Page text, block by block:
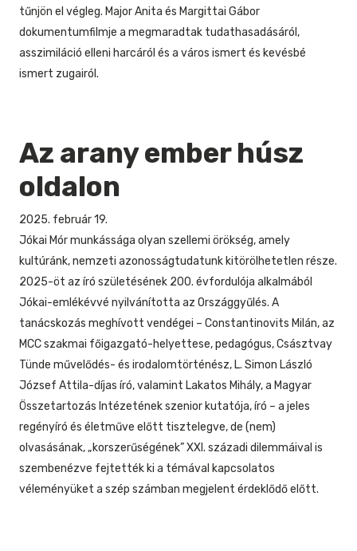
tűnjön el végleg. Major Anita és Margittai Gábor
dokumentumfilmje a megmaradtak tudathasadásáról,
asszimiláció elleni harcáról és a város ismert és kevésbé
ismert zugairól.
Az arany ember húsz
oldalon
2025. február 19.
Jókai Mór munkássága olyan szellemi örökség, amely
kultúránk, nemzeti azonosságtudatunk kitörölhetetlen része.
2025-öt az író születésének 200. évfordulója alkalmából
Jókai-emlékévvé nyilvánította az Országgyűlés. A
tanácskozás meghívott vendégei – Constantinovits Milán, az
MCC szakmai főigazgató-helyettese, pedagógus, Császtvay
Tünde művelődés- és irodalomtörténész, L. Simon László
József Attila-díjas író, valamint Lakatos Mihály, a Magyar
Összetartozás Intézetének szenior kutatója, író – a jeles
regényíró és életműve előtt tisztelegve, de (nem)
olvasásának, „korszerűségének” XXI. századi dilemmáival is
szembenézve fejtették ki a témával kapcsolatos
véleményüket a szép számban megjelent érdeklődő előtt.